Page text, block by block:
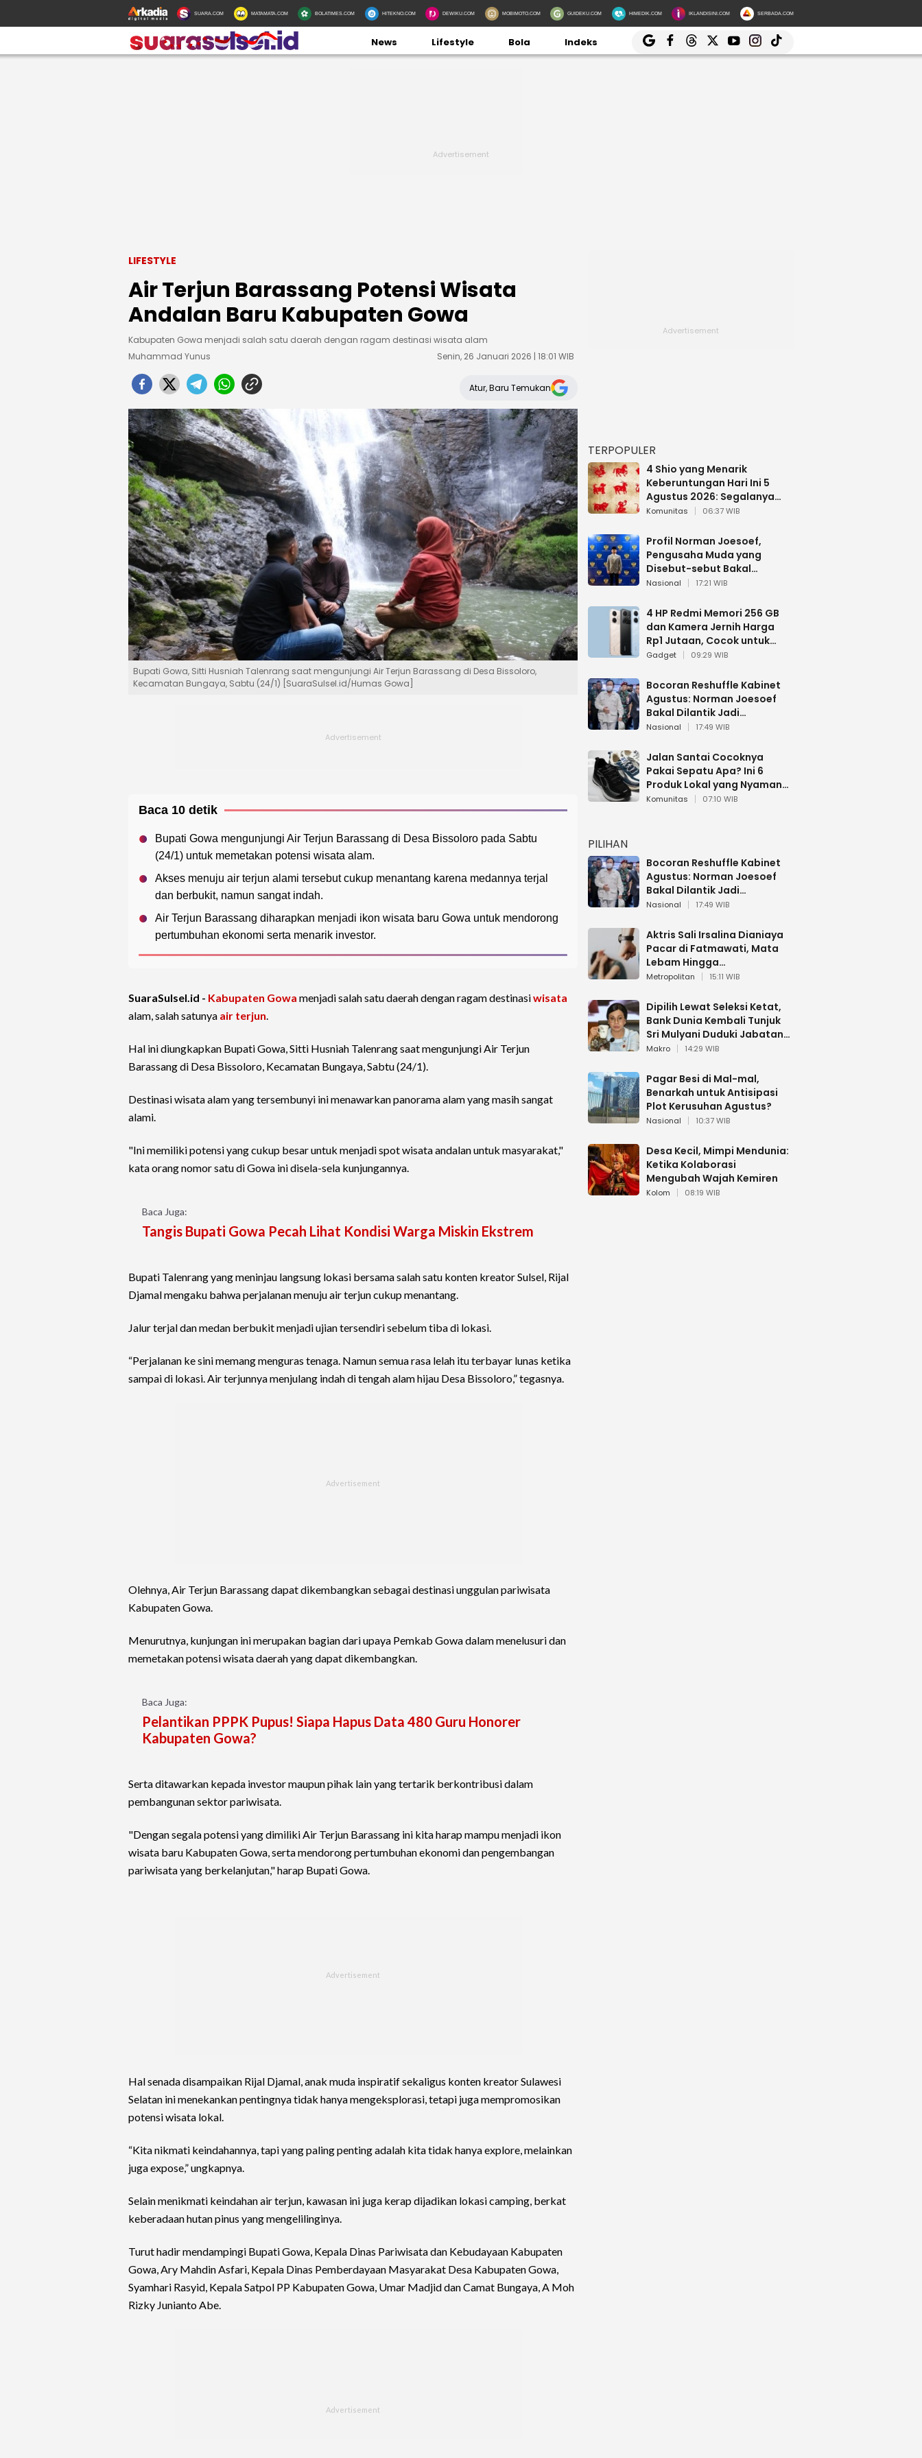
SUARA.COM MATAMATA.COM BOLATIMES.COM HITEKNO.COM DEWIKU.COM MOBIMOTO.COM GUIDEKU.COM HIMEDIK.COM IKLANDISINI.COM SERBADA.COM
News Lifestyle Bola Indeks
LIFESTYLE
Air Terjun Barassang Potensi Wisata
Andalan Baru Kabupaten Gowa
Kabupaten Gowa menjadi salah satu daerah dengan ragam destinasi wisata alam
Muhammad Yunus
Senin, 26 Januari 2026 | 18:01 WIB
Atur, Baru Temukan
Bupati Gowa, Sitti Husniah Talenrang saat mengunjungi Air Terjun Barassang di Desa Bissoloro,
Kecamatan Bungaya, Sabtu (24/1) [SuaraSulsel.id/Humas Gowa]
Baca 10 detik
Bupati Gowa mengunjungi Air Terjun Barassang di Desa Bissoloro pada Sabtu
(24/1) untuk memetakan potensi wisata alam.
Akses menuju air terjun alami tersebut cukup menantang karena medannya terjal
dan berbukit, namun sangat indah.
Air Terjun Barassang diharapkan menjadi ikon wisata baru Gowa untuk mendorong
pertumbuhan ekonomi serta menarik investor.
SuaraSulsel.id - Kabupaten Gowa menjadi salah satu daerah dengan ragam destinasiwisata
alam, salah satunya air terjun.
Hal ini diungkapkan Bupati Gowa, Sitti Husniah Talenrang saat mengunjungi Air Terjun
Barassang di Desa Bissoloro, Kecamatan Bungaya, Sabtu (24/1).
Destinasi wisata alam yang tersembunyi ini menawarkan panorama alam yang masih sangat
alami.
"Ini memiliki potensi yang cukup besar untuk menjadi spot wisata andalan untuk masyarakat,"
kata orang nomor satu di Gowa ini disela-sela kunjungannya.
Baca Juga:
Tangis Bupati Gowa Pecah Lihat Kondisi Warga Miskin Ekstrem
Bupati Talenrang yang meninjau langsung lokasi bersama salah satu konten kreator Sulsel, Rijal
Djamal mengaku bahwa perjalanan menuju air terjun cukup menantang.
Jalur terjal dan medan berbukit menjadi ujian tersendiri sebelum tiba di lokasi.
“Perjalanan ke sini memang menguras tenaga. Namun semua rasa lelah itu terbayar lunas ketika
sampai di lokasi. Air terjunnya menjulang indah di tengah alam hijau Desa Bissoloro,” tegasnya.
Olehnya, Air Terjun Barassang dapat dikembangkan sebagai destinasi unggulan pariwisata
Kabupaten Gowa.
Menurutnya, kunjungan ini merupakan bagian dari upaya Pemkab Gowa dalam menelusuri dan
memetakan potensi wisata daerah yang dapat dikembangkan.
Baca Juga:
Pelantikan PPPK Pupus! Siapa Hapus Data 480 Guru Honorer
Kabupaten Gowa?
Serta ditawarkan kepada investor maupun pihak lain yang tertarik berkontribusi dalam
pembangunan sektor pariwisata.
"Dengan segala potensi yang dimiliki Air Terjun Barassang ini kita harap mampu menjadi ikon
wisata baru Kabupaten Gowa, serta mendorong pertumbuhan ekonomi dan pengembangan
pariwisata yang berkelanjutan," harap Bupati Gowa.
Hal senada disampaikan Rijal Djamal, anak muda inspiratif sekaligus konten kreator Sulawesi
Selatan ini menekankan pentingnya tidak hanya mengeksplorasi, tetapi juga mempromosikan
potensi wisata lokal.
“Kita nikmati keindahannya, tapi yang paling penting adalah kita tidak hanya explore, melainkan
juga expose,” ungkapnya.
Selain menikmati keindahan air terjun, kawasan ini juga kerap dijadikan lokasi camping, berkat
keberadaan hutan pinus yang mengelilinginya.
Turut hadir mendampingi Bupati Gowa, Kepala Dinas Pariwisata dan Kebudayaan Kabupaten
Gowa, Ary Mahdin Asfari, Kepala Dinas Pemberdayaan Masyarakat Desa Kabupaten Gowa,
Syamhari Rasyid, Kepala Satpol PP Kabupaten Gowa, Umar Madjid dan Camat Bungaya, A Moh
Rizky Junianto Abe.
TERPOPULER
4 Shio yang Menarik
Keberuntungan Hari Ini 5
Agustus 2026: Segalanya
Berjalan Lancar
Komunitas 06:37 WIB
Profil Norman Joesoef,
Pengusaha Muda yang
Disebut-sebut Bakal
Dilantik Jadi Wamenhan RI
Nasional 17:21 WIB
4 HP Redmi Memori 256 GB
dan Kamera Jernih Harga
Rp1 Jutaan, Cocok untuk
Multitasking
Gadget 09:29 WIB
Bocoran Reshuffle Kabinet
Agustus: Norman Joesoef
Bakal Dilantik Jadi
Wamenhan RI
Nasional 17:49 WIB
Jalan Santai Cocoknya
Pakai Sepatu Apa? Ini 6
Produk Lokal yang Nyaman
Buat 17 Agustusan
Komunitas 07:10 WIB
PILIHAN
Bocoran Reshuffle Kabinet
Agustus: Norman Joesoef
Bakal Dilantik Jadi
Wamenhan RI
Nasional 17:49 WIB
Aktris Sali Irsalina Dianiaya
Pacar di Fatmawati, Mata
Lebam Hingga
Diselamatkan Polantas
Metropolitan 15:11 WIB
Dipilih Lewat Seleksi Ketat,
Bank Dunia Kembali Tunjuk
Sri Mulyani Duduki Jabatan
Strategis
Makro 14:29 WIB
Pagar Besi di Mal-mal,
Benarkah untuk Antisipasi
Plot Kerusuhan Agustus?
Nasional 10:37 WIB
Desa Kecil, Mimpi Mendunia:
Ketika Kolaborasi
Mengubah Wajah Kemiren
Kolom 08:19 WIB